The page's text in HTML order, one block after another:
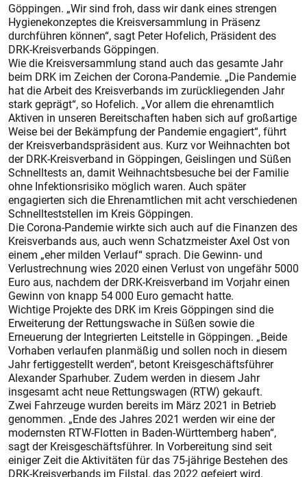
Göppingen. „Wir sind froh, dass wir dank eines strengen
Hygienekonzeptes die Kreisversammlung in Präsenz
durchführen können“, sagt Peter Hofelich, Präsident des
DRK-Kreisverbands Göppingen.
Wie die Kreisversammlung stand auch das gesamte Jahr
beim DRK im Zeichen der Corona-Pandemie. „Die Pandemie
hat die Arbeit des Kreisverbands im zurückliegenden Jahr
stark geprägt“, so Hofelich. „Vor allem die ehrenamtlich
Aktiven in unseren Bereitschaften haben sich auf großartige
Weise bei der Bekämpfung der Pandemie engagiert“, führt
der Kreisverbandspräsident aus. Kurz vor Weihnachten bot
der DRK-Kreisverband in Göppingen, Geislingen und Süßen
Schnelltests an, damit Weihnachtsbesuche bei der Familie
ohne Infektionsrisiko möglich waren. Auch später
engagierten sich die Ehrenamtlichen mit acht verschiedenen
Schnellteststellen im Kreis Göppingen.
Die Corona-Pandemie wirkte sich auch auf die Finanzen des
Kreisverbands aus, auch wenn Schatzmeister Axel Ost von
einem „eher milden Verlauf“ sprach. Die Gewinn- und
Verlustrechnung wies 2020 einen Verlust von ungefähr 5000
Euro aus, nachdem der DRK-Kreisverband im Vorjahr einen
Gewinn von knapp 54 000 Euro gemacht hatte.
Wichtige Projekte des DRK im Kreis Göppingen sind die
Erweiterung der Rettungswache in Süßen sowie die
Erneuerung der Integrierten Leitstelle in Göppingen. „Beide
Vorhaben verlaufen planmäßig und sollen noch in diesem
Jahr fertiggestellt werden“, betont Kreisgeschäftsführer
Alexander Sparhuber. Zudem werden in diesem Jahr
insgesamt acht neue Rettungswagen (RTW) gekauft.
Zwei Fahrzeuge wurden bereits im März 2021 in Betrieb
genommen. „Ende des Jahres 2021 werden wir eine der
modernsten RTW-Flotten in Baden-Württem­berg haben“,
sagt der Kreisgeschäftsführer. In Vorbereitung sind seit
einiger Zeit die Aktivitäten für das 75-jährige Bestehen des
DRK-Kreisverbands im Fils­tal, das 2022 gefeiert wird.